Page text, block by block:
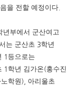
을 전할 예정이다
년부에서 군산여고
는 군산초 3학년
1등으로는
1학년 김가온(홍수진
학원), 아리울초